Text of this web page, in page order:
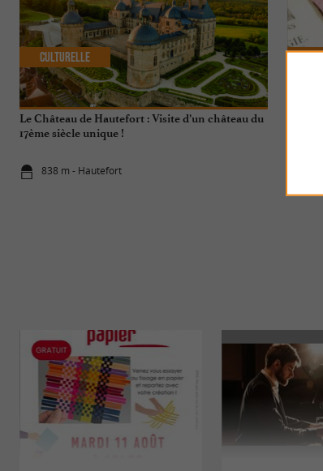
Le Château de Hautefort : Visite d’un château du
17ème siècle unique !
838 m - Hautefort
Culturelle
Le